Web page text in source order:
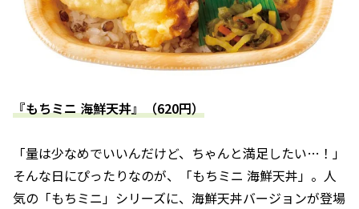
『もちミニ 海鮮天丼』（620円）
「量は少なめでいいんだけど、ちゃんと満足したい…！」
そんな日にぴったりなのが、「もちミニ 海鮮天丼」。人
気の「もちミニ」シリーズに、海鮮天丼バージョンが登場